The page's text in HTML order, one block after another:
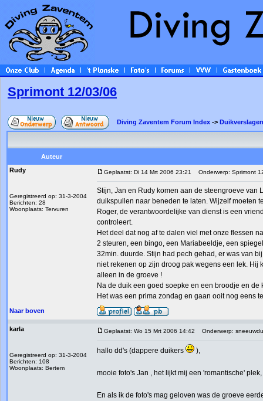
Sprimont 12/03/06
Diving Zaventem Forum Index ->
Auteur
Rudy
Geregistreerd op: 31-3-2004
Berichten: 28
Woonplaats: Tervuren
Geplaatst: Di 14 Mrt 2006 23:21 Onderwerp: Sprimont
Stijn, Jan en Rudy komen aan de steengroeve
duikspullen naar beneden te laten. Wijzelf moeten
Roger, de verantwoordelijke van dienst is een
controleert.
Het deel dat nog af te dalen viel met onze flessen
2 steuren, een bingo, een Mariabeeldje, een
32min. duurde. Stijn had pech gehad, er was van
niet rekenen op zijn droog pak wegens een lek.
alleen in de groeve !
Na de duik een goed soepke en een broodje en de
Het was een prima zondag en gaan ooit nog eens
Naar boven
karla
Geregistreerd op: 31-3-2004
Berichten: 108
Woonplaats: Bertem
Geplaatst: Wo 15 Mrt 2006 14:42 Onderwerp:
hallo dd's (dappere duikers ),
mooie foto's Jan , het lijkt mij een 'romantische'
En als ik de foto's mag geloven was de groeve